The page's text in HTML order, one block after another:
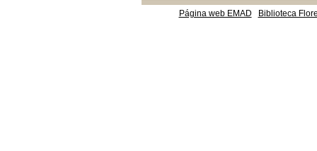
Página web EMAD Biblioteca